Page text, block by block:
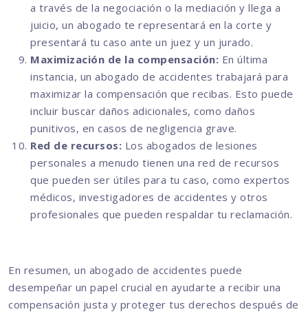
a través de la negociación o la mediación y llega a
juicio, un abogado te representará en la corte y
presentará tu caso ante un juez y un jurado.
Maximización de la compensación: En última
instancia, un abogado de accidentes trabajará para
maximizar la compensación que recibas. Esto puede
incluir buscar daños adicionales, como daños
punitivos, en casos de negligencia grave.
Red de recursos: Los abogados de lesiones
personales a menudo tienen una red de recursos
que pueden ser útiles para tu caso, como expertos
médicos, investigadores de accidentes y otros
profesionales que pueden respaldar tu reclamación.
En resumen, un abogado de accidentes puede
desempeñar un papel crucial en ayudarte a recibir una
compensación justa y proteger tus derechos después de